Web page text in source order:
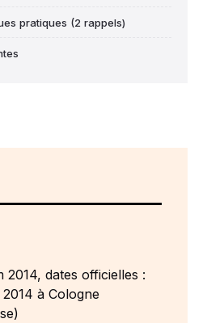
pratiques (2 rappels)
2014, dates officielles :
à Cologne